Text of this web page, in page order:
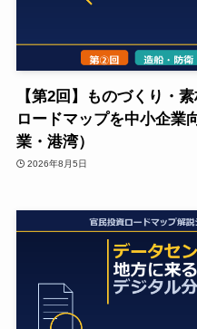
【第2回】ものづくり・
ロードマップを中小企業
業・港湾）
2026年8月5日